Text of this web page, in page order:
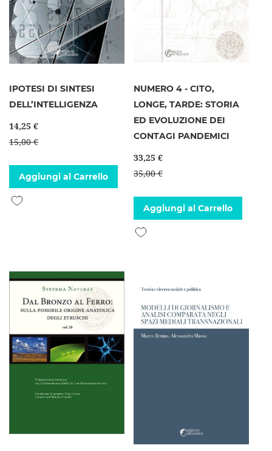
IPOTESI DI SINTESI
DELL’INTELLIGENZA
14,25 €
15,00 €
Aggiungi al Carrello
Aggiungi alla lista desideri
NUMERO 4 - CITO,
LONGE, TARDE: STORIA
ED EVOLUZIONE DEI
CONTAGI PANDEMICI
33,25 €
35,00 €
Aggiungi al Carrello
Aggiungi alla lista desideri